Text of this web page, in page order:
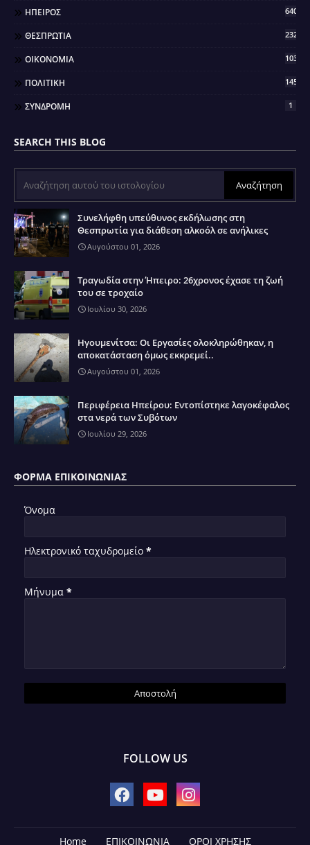
ΗΠΕΙΡΟΣ 640
ΘΕΣΠΡΩΤΙΑ 2321
ΟΙΚΟΝΟΜΙΑ 103
ΠΟΛΙΤΙΚΗ 145
ΣΥΝΔΡΟΜΗ 1
SEARCH THIS BLOG
Συνελήφθη υπεύθυνος εκδήλωσης στη
Θεσπρωτία για διάθεση αλκοόλ σε ανήλικες
Αυγούστου 01, 2026
Τραγωδία στην Ήπειρο: 26χρονος έχασε τη ζωή
του σε τροχαίο
Ιουλίου 30, 2026
Ηγουμενίτσα: Οι Εργασίες ολοκληρώθηκαν, η
αποκατάσταση όμως εκκρεμεί..
Αυγούστου 01, 2026
Περιφέρεια Ηπείρου: Εντοπίστηκε λαγοκέφαλος
στα νερά των Συβότων
Ιουλίου 29, 2026
ΦΌΡΜΑ ΕΠΙΚΟΙΝΩΝΊΑΣ
Όνομα
Ηλεκτρονικό ταχυδρομείο *
Μήνυμα *
FOLLOW US
Home ΕΠΙΚΟΙΝΩΝΙΑ ΟΡΟΙ ΧΡΗΣΗΣ